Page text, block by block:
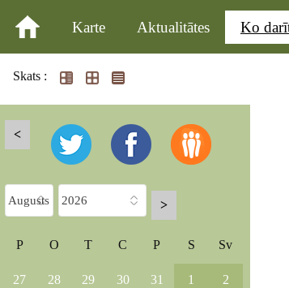
Karte Aktualitātes Ko
Skats :
<
>
P O T C P S Sv
27 28 29 30 31 1 2